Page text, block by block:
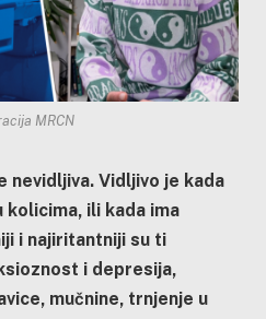
MRCN
nevidljiva. Vidljivo je kada
kolicima, ili kada ima
i najiritantniji su ti
i depresija,
mučnine, trnjenje u